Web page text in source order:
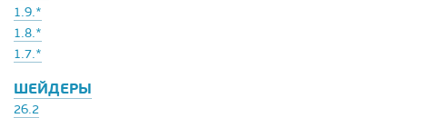
1.9.*
1.8.*
1.7.*
ШЕЙДЕРЫ
26.2